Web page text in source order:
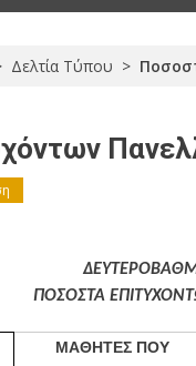
Δελτία Τύπου >
ΠΟΣΟΣΤΑ
ΜΑΘΗΤΕΣ ΠΟΥ